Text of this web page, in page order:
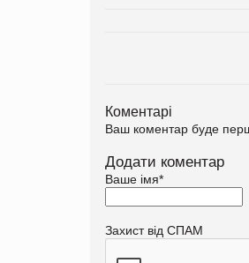
Коментарі
Ваш коментар буде
Додати коментар
Ваше імя*
Захист від СПАМ